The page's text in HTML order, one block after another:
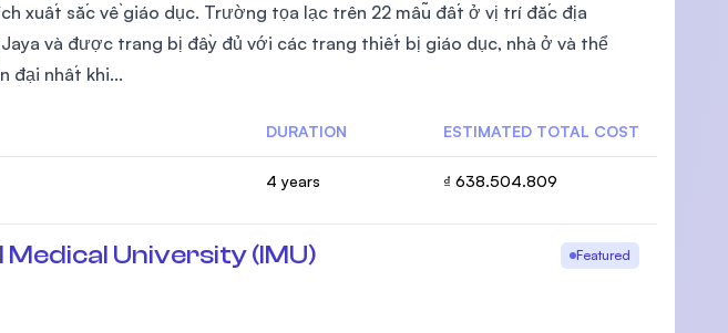
xuất sắc về giáo dục. Trường tọa lạc trên 22 mẫu đất ở vị trí đắc địa
và được trang bị đầy đủ với các trang thiết bị giáo dục, nhà ở và thể
đại nhất khi...
DURATION ESTIMATED TOTAL COST
4 years ₫ 638.504.809
University (IMU) Featured